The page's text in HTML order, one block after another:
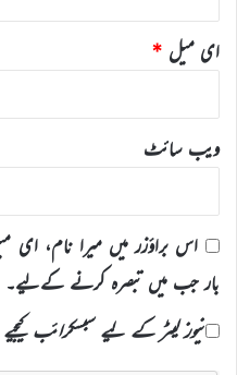
ای میل *
ویب‌ سائٹ
اس براؤزر میں میرا نام، ای
بار جب میں تبصرہ کرنے کےلیے۔
نیوز لیٹر کے لیے سبسکرائب کیجیے